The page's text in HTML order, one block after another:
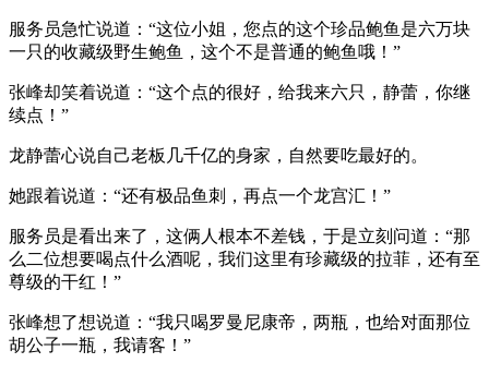
服务员急忙说道：“这位小姐，您点的这个珍品鲍鱼是六万块
一只的收藏级野生鲍鱼，这个不是普通的鲍鱼哦！”
张峰却笑着说道：“这个点的很好，给我来六只，静蕾，你继
续点！”
龙静蕾心说自己老板几千亿的身家，自然要吃最好的。
她跟着说道：“还有极品鱼刺，再点一个龙宫汇！”
服务员是看出来了，这俩人根本不差钱，于是立刻问道：“那
么二位想要喝点什么酒呢，我们这里有珍藏级的拉菲，还有至
尊级的干红！”
张峰想了想说道：“我只喝罗曼尼康帝，两瓶，也给对面那位
胡公子一瓶，我请客！”